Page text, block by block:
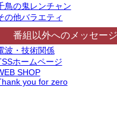
鳥の鬼レンチャン
の他バラエティ
番組以外へのメッセージ
波・技術関係
ホームページ
SHOP
you for zero